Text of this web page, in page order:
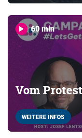
60 min
Vom
WEITERE INFOS